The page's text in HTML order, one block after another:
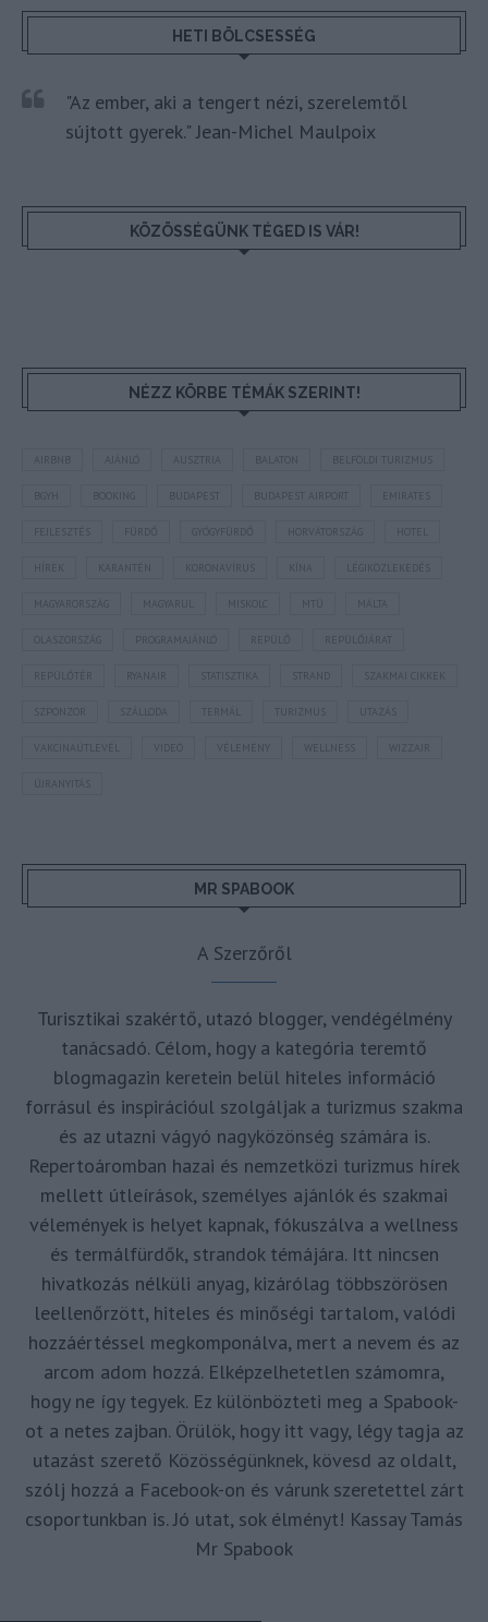
HETI BÖLCSESSÉG
"Az ember, aki a tengert nézi, szerelemtől
sújtott gyerek." Jean-Michel Maulpoix
KÖZÖSSÉGÜNK TÉGED IS VÁR!
NÉZZ KÖRBE TÉMÁK SZERINT!
AUSZTRIA BALATON BELFÖLDI TURIZMUS
BUDAPEST BUDAPEST AIRPORT EMIRATES
FEJLESZTÉS HORVÁTORSZÁG HOTEL
KARANTÉN LÉGIKÖZLEKEDÉS
MAGYARORSZÁG MTÜ MÁLTA
OLASZORSZÁG REPÜLŐJÁRAT
REPÜLŐTÉR STATISZTIKA STRAND SZAKMAI CIKKEK
SZPONZOR SZÁLLODA TERMÁL TURIZMUS UTAZÁS
VAKCINAÚTLEVÉL WIZZAIR
ÚJRANYITÁS
MR SPABOOK
A Szerzőről
Turisztikai szakértő, utazó blogger, vendégélmény
tanácsadó. Célom, hogy a kategória teremtő
blogmagazin keretein belül hiteles információ
forrásul és inspirációul szolgáljak a turizmus szakma
és az utazni vágyó nagyközönség számára is.
Repertoáromban hazai és nemzetközi turizmus hírek
mellett útleírások, személyes ajánlók és szakmai
vélemények is helyet kapnak, fókuszálva a wellness
és termálfürdők, strandok témájára. Itt nincsen
hivatkozás nélküli anyag, kizárólag többszörösen
leellenőrzött, hiteles és minőségi tartalom, valódi
hozzáértéssel megkomponálva, mert a nevem és az
arcom adom hozzá. Elképzelhetetlen számomra,
hogy ne így tegyek. Ez különbözteti meg a Spabook-
ot a netes zajban. Örülök, hogy itt vagy, légy tagja az
utazást szerető Közösségünknek, kövesd az oldalt,
szólj hozzá a Facebook-on és várunk szeretettel zárt
csoportunkban is. Jó utat, sok élményt! Kassay Tamás
Mr Spabook